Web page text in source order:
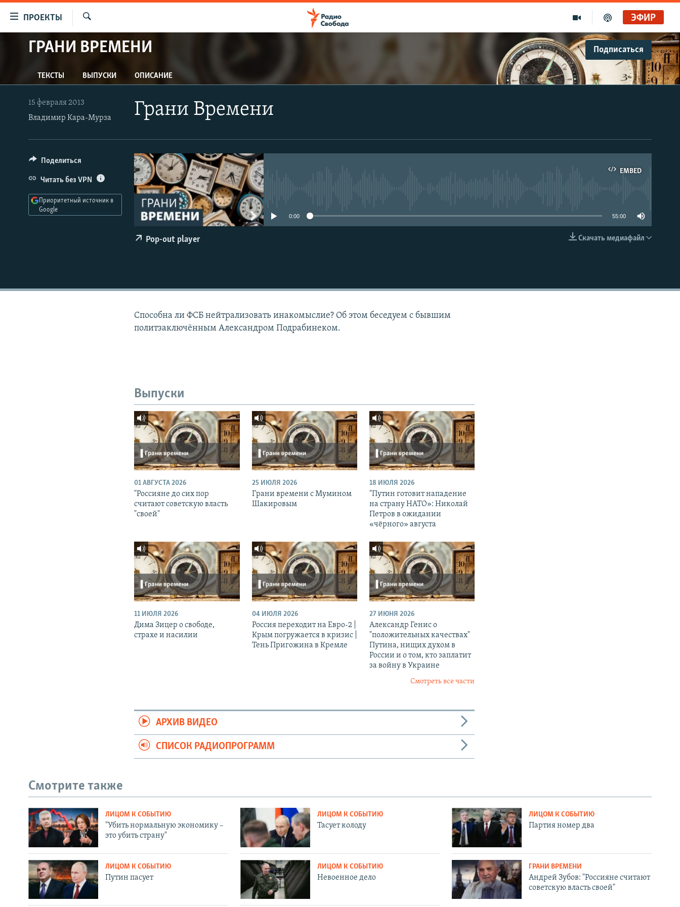
упрощенного
Вернуться
к
основному
содержанию
навигации
Вернутся
ПРОЕКТЫ
ПРОГРАММЫ
АВТОРСКИЕ ПРОЕКТЫ
ЦИТАТЫ СВОБОДЫ
МНЕНИЯ
КУЛЬТУРА
IDEL.РЕАЛИИ
КАВКАЗ.РЕАЛИИ
СЕВЕР.РЕАЛИИ
СИБИРЬ.РЕАЛИИ
ЭФИР
ГРАНИ ВРЕМЕНИ Подписаться
Spotify
Подписаться
ТЕКСТЫ ВЫПУСКИ ОПИСАНИЕ
Грани Времени
15 февраля 2013
Владимир Кара-Мурза
EMBED
EMBED
0:00 55:00
Скачать медиафайл
Pop-out player
Поделиться
Читать без VPN
Приоритетный источник в
Google
Способна ли ФСБ нейтрализовать инакомыслие? Об этом беседуем с бывшим
политзаключённым Александром Подрабинеком.
Выпуски
01 АВГУСТА 2026
"Россияне до сих пор
считают советскую власть
"своей"
25 ИЮЛЯ 2026
Грани времени с Мумином
Шакировым
18 ИЮЛЯ 2026
"Путин готовит нападение
на страну НАТО»: Николай
Петров в ожидании
«чёрного» августа
11 ИЮЛЯ 2026
Дима Зицер о свободе,
страхе и насилии
04 ИЮЛЯ 2026
Россия переходит на Евро-2 |
Крым погружается в кризис |
Тень Пригожина в Кремле
27 ИЮНЯ 2026
Александр Генис о
"положительных качествах"
Путина, нищих духом в
России и о том, кто заплатит
за войну в Украине
Смотреть все части
АРХИВ ВИДЕО
СПИСОК РАДИОПРОГРАММ
Смотрите также
ЛИЦОМ К СОБЫТИЮ
"Убить нормальную экономику –
это убить страну"
ЛИЦОМ К СОБЫТИЮ
Тасует колоду
ЛИЦОМ К СОБЫТИЮ
Партия номер два
ЛИЦОМ К СОБЫТИЮ
Путин пасует
ЛИЦОМ К СОБЫТИЮ
Невоенное дело
ГРАНИ ВРЕМЕНИ
Андрей Зубов: "Россияне считают
советскую власть своей"